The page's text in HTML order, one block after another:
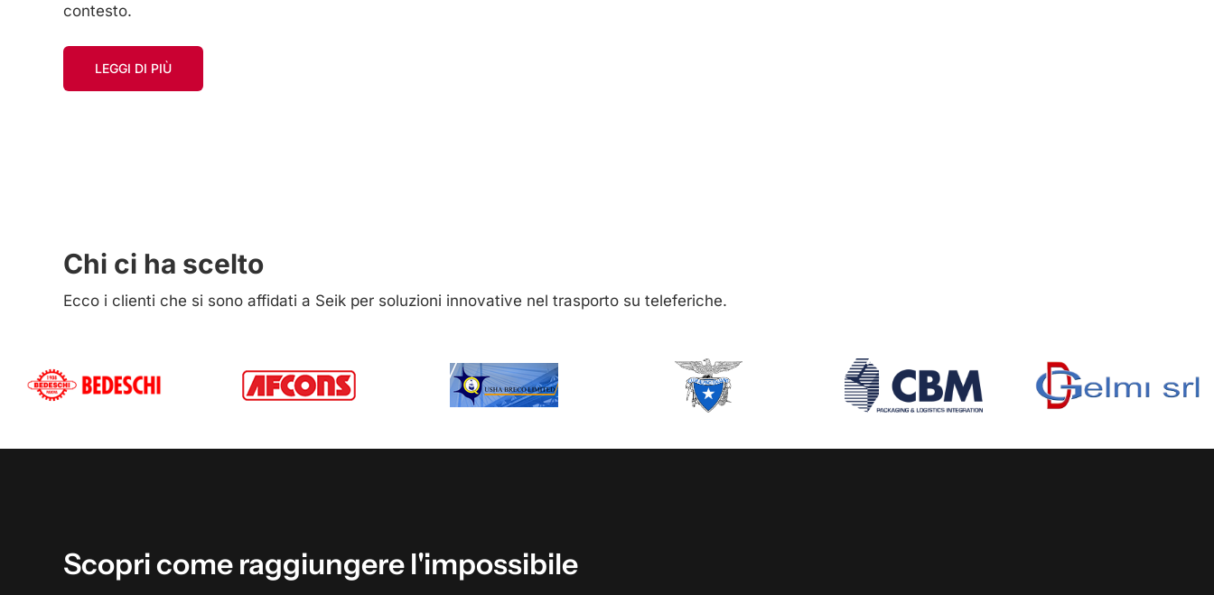
contesto.
LEGGI DI PIÙ
Chi ci ha scelto
Ecco i clienti che si sono affidati a Seik per soluzioni innovative nel trasporto su teleferiche.
Scopricome raggiungere l'impossibile